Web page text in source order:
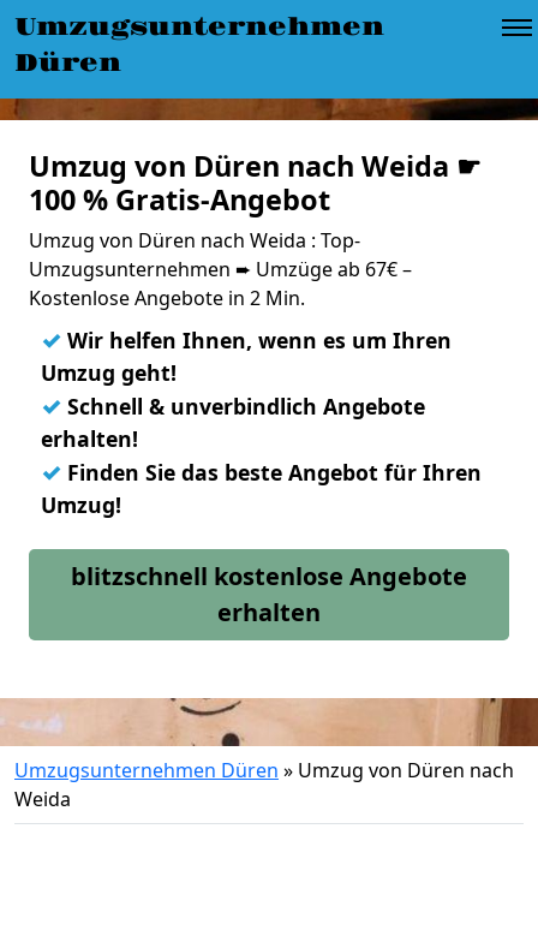
Umzugsunternehmen
Düren
Umzug von Düren nach Weida ☛
100 % Gratis-Angebot
Umzug von Düren nach Weida : Top-
Umzugsunternehmen ➨ Umzüge ab 67€ –
Kostenlose Angebote in 2 Min.
✓ Wir helfen Ihnen, wenn es um Ihren
Umzug geht!
✓ Schnell & unverbindlich Angebote
erhalten!
✓ Finden Sie das beste Angebot für Ihren
Umzug!
blitzschnell kostenlose Angebote
erhalten
Umzugsunternehmen Düren » Umzug von Düren nach
Weida